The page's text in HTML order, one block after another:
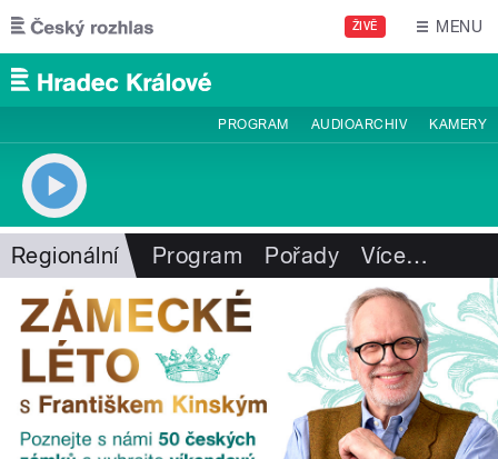
Přejít k hlavnímu obsahu
ŽIVĚ MENU
PROGRAM AUDIOARCHIV KAMERY
Regionální Program Pořady Více…